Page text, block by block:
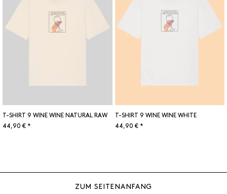
T-SHIRT 9 WINE WINE NATURAL RAW
44,90 € *
T-SHIRT 9 WINE WINE WHITE
44,90 € *
ZUM SEITENANFANG